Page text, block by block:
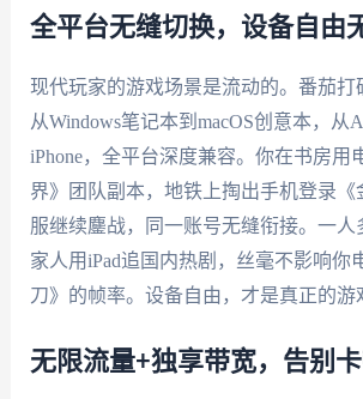
全平台无缝切换，设备自由
现代玩家的游戏场景是流动的。番茄打
从Windows笔记本到macOS创意本，从
iPhone，全平台深度兼容。你在书房用
界》团队副本，地铁上掏出手机登录《
服继续鏖战，同一账号无缝衔接。一人
家人用iPad追国内热剧，丝毫不影响你
刀》的帧率。设备自由，才是真正的游
无限流量+独享带宽，告别